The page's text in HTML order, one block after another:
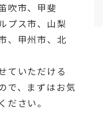
吹市、甲斐
プス市、山梨
、甲州市、北
ていただける
で、まずはお気
ださい。